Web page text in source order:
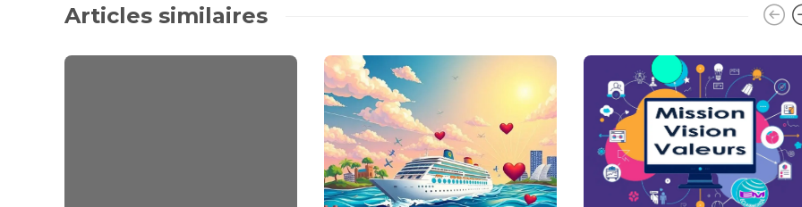
Articles similaires